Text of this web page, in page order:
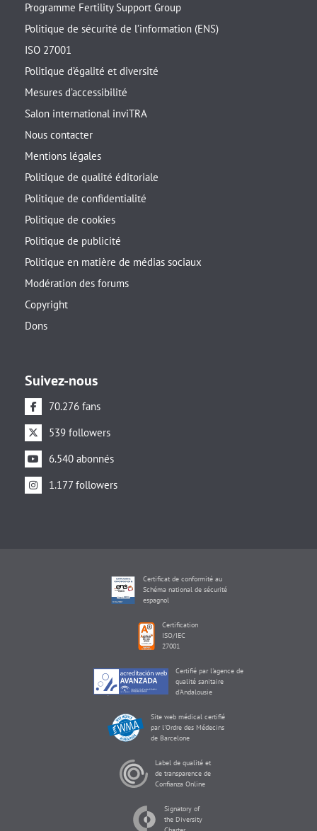
Programme Fertility Support Group
Politique de sécurité de l’information (ENS)
ISO 27001
Politique d’égalité et diversité
Mesures d’accessibilité
Salon international inviTRA
Nous contacter
Mentions légales
Politique de qualité éditoriale
Politique de confidentialité
Politique de cookies
Politique de publicité
Politique en matière de médias sociaux
Modération des forums
Copyright
Dons
Suivez-nous
70.276 fans
539 followers
6.540 abonnés
1.177 followers
Certificat de conformité au
Schéma national de sécurité
espagnol
Certification
ISO/IEC
27001
Certifié par l'agence de
qualité sanitaire
d'Andalousie
Site web médical certifié
par l'Ordre des Médecins
de Barcelone
Label de qualité et
de transparence de
Confianza Online
Signatory of
the Diversity